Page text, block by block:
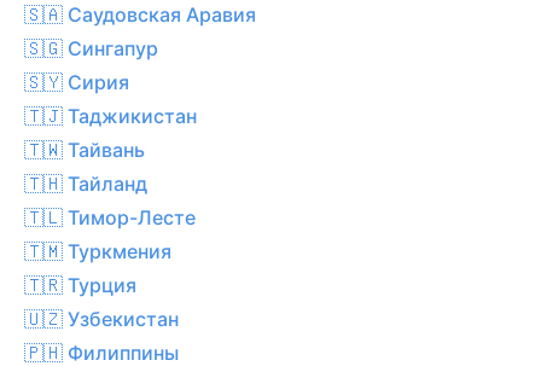
🇸🇦 Саудовская Аравия
🇸🇬 Сингапур
🇸🇾 Сирия
🇹🇯 Таджикистан
🇹🇼 Тайвань
🇹🇭 Тайланд
🇹🇱 Тимор-Лесте
🇹🇲 Туркмения
🇹🇷 Турция
🇺🇿 Узбекистан
🇵🇭 Филиппины